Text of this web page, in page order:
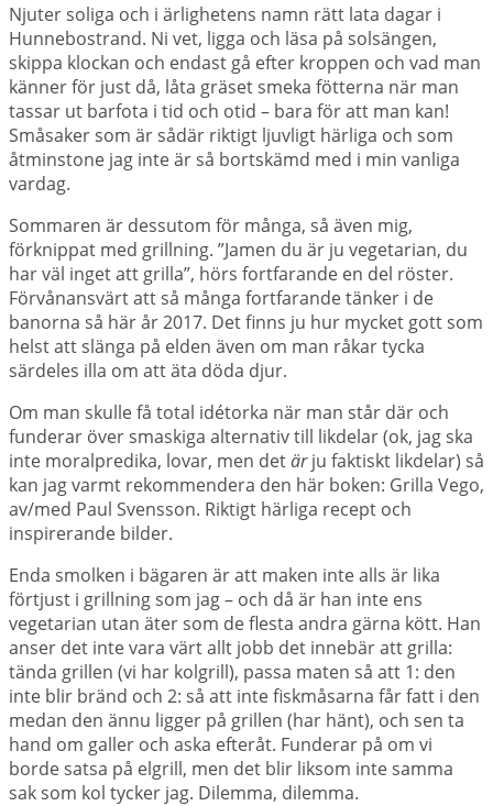
Njuter soliga och i ärlighetens namn rätt lata dagar i
Hunnebostrand. Ni vet, ligga och läsa på solsängen,
skippa klockan och endast gå efter kroppen och vad man
känner för just då, låta gräset smeka fötterna när man
tassar ut barfota i tid och otid – bara för att man kan!
Småsaker som är sådär riktigt ljuvligt härliga och som
åtminstone jag inte är så bortskämd med i min vanliga
vardag.
Sommaren är dessutom för många, så även mig,
förknippat med grillning. ”Jamen du är ju vegetarian, du
har väl inget att grilla”, hörs fortfarande en del röster.
Förvånansvärt att så många fortfarande tänker i de
banorna så här år 2017. Det finns ju hur mycket gott som
helst att slänga på elden även om man råkar tycka
särdeles illa om att äta döda djur.
Om man skulle få total idétorka när man står där och
funderar över smaskiga alternativ till likdelar (ok, jag ska
inte moralpredika, lovar, men detärju faktiskt likdelar) så
kan jag varmt rekommendera den här boken: Grilla Vego,
av/med Paul Svensson. Riktigt härliga recept och
inspirerande bilder.
Enda smolken i bägaren är att maken inte alls är lika
förtjust i grillning som jag – och då är han inte ens
vegetarian utan äter som de flesta andra gärna kött. Han
anser det inte vara värt allt jobb det innebär att grilla:
tända grillen (vi har kolgrill), passa maten så att 1: den
inte blir bränd och 2: så att inte fiskmåsarna får fatt i den
medan den ännu ligger på grillen (har hänt), och sen ta
hand om galler och aska efteråt. Funderar på om vi
borde satsa på elgrill, men det blir liksom inte samma
sak som kol tycker jag. Dilemma, dilemma.